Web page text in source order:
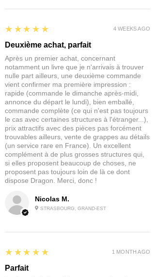
4x pièces de toit régulières
4x pièces de toit convexes
1x Toit
140x garnitures
176x extraits
112x épingles
Veuillez noter:
Les miniatures sont fournies non
peintes et un certain assemblage sera
nécessaire.
Nous avons fait ce choix afin de vous
tout en garantissant l’accès à une large
sélection d’articles pour vos jeux et
hobbies.
Si un délai inhabituel survient, nous
vous tenons informés immédiatement
afin de trouver avec vous la solution la
plus adaptée.
En bref :
Disponibilité : réassort rapide
Expédition estimée : 5–10 jours
Selon stock fournisseur : 3–20 jours
Avantage pour vous : permet de vous
proposer la gamme complète au
meilleur prix !
Nicolas M.
STRASBOURG, GRAND-EST
5
★★★★★
Deuxième achat, parfait
Après un premier achat, concernant
notamment un livre que je n'arrivais à trouver
nulle part ailleurs, une deuxième commande
vient confirmer ma première impression :
rapide (commande le dimanche après-midi,
annonce du départ le lundi), bien emballé,
commande complète (ce qui n'est pas toujours
le cas avec certaines structures à l'étranger...),
prix attractifs avec des pièces pas forcément
trouvables ailleurs, vente de grappes au détails
(un service rare en France). Un excellent
complément à de plus grosses structures qui,
si elles proposent beaucoup de choses, ne
proposent pas toujours loin de là ce dont
dispose Dragon. Merci, donc !
4 WEEKS AGO
5
★★★★★
Parfait
1 MONTH AGO